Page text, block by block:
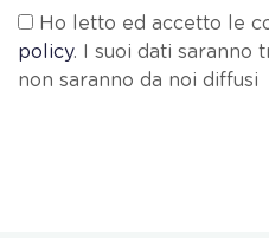
Ho letto ed accetto le
policy. I suoi dati saranno
non saranno da noi diffusi